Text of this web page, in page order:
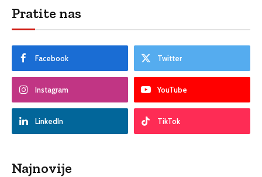
Pratite nas
Facebook Twitter
Instagram YouTube
LinkedIn TikTok
Najnovije